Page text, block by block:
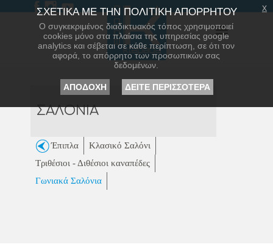
ΣΑΛΟΝΙΑ
Έπιπλα
Κλασικό Σαλόνι
Τριθέσιοι - Διθέσιοι καναπέδες
Γωνιακά Σαλόνια
ΣΧΕΤΙΚΑ ΜΕ ΤΗΝ ΠΟΛΙΤΙΚΗ ΑΠΟΡΡΗΤΟΥ
Ο συγκεκριμένος διαδικτυακός τόπος χρησιμοποιεί
cookies μόνο στα πλαίσια της υπηρεσίας google
analytics και σέβεται σε κάθε περίπτωση, σε ότι τον
αφορά, το απόρρητο των προσωπικών σας
δεδομένων.
ΑΠΟΔΟΧΗ ΔΕΙΤΕ ΠΕΡΙΣΣΟΤΕΡΑ
x